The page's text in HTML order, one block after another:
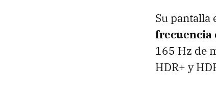
Su pantalla
frecuencia
165 Hz de
HDR+ y